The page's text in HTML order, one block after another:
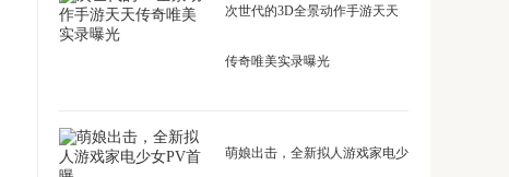
次世代的3D全景动作手游天天
传奇唯美实录曝光
萌娘出击，全新拟人游戏家电少